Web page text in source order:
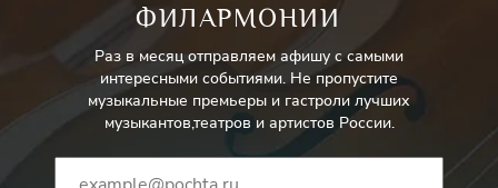
ФИЛАРМОНИИ
Раз в месяц отправляем афишу с самыми
интересными событиями. Не пропустите
музыкальные премьеры и гастроли лучших
музыкантов,театров и артистов России.